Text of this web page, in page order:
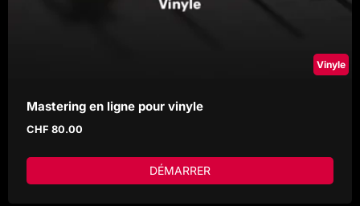
Vinyle
Mastering en ligne pour vinyle
CHF 80.00
DÉMARRER